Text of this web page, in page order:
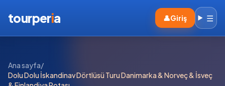
tourperia 👤Giriş ☰
Ana sayfa/
Dolu Dolu İskandinav Dörtlüsü Turu Danimarka & Norveç & İsveç